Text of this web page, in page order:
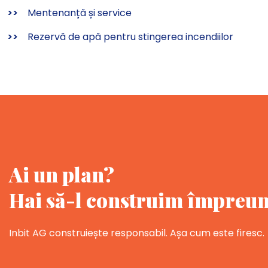
>> Mentenanță și service
>> Rezervă de apă pentru stingerea incendiilor
Ai un plan?
Hai să-l construim
Inbit AG construiește responsabil. Așa cum este firesc.